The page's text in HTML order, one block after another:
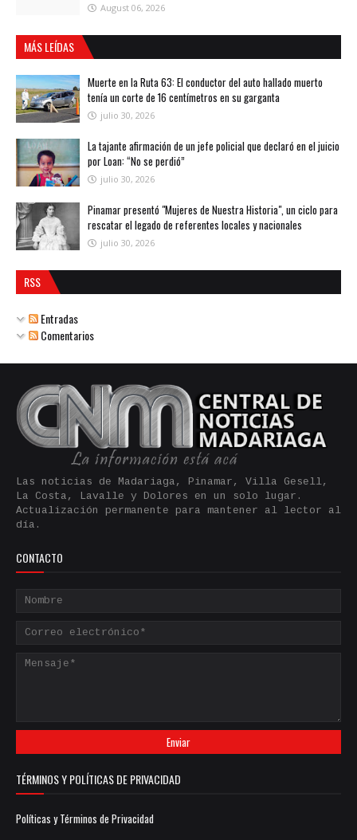
August 06, 2026
MÁS LEÍDAS
Muerte en la Ruta 63: El conductor del auto hallado muerto
tenía un corte de 16 centímetros en su garganta
julio 30, 2026
La tajante afirmación de un jefe policial que declaró en el juicio
por Loan: “No se perdió”
julio 30, 2026
Pinamar presentó "Mujeres de Nuestra Historia", un ciclo para
rescatar el legado de referentes locales y nacionales
julio 30, 2026
RSS
Entradas
Comentarios
Las noticias de Madariaga, Pinamar, Villa Gesell,
La Costa, Lavalle y Dolores en un solo lugar.
Actualización permanente para mantener al lector al
día.
CONTACTO
TÉRMINOS Y POLÍTICAS DE PRIVACIDAD
Políticas y Términos de Privacidad